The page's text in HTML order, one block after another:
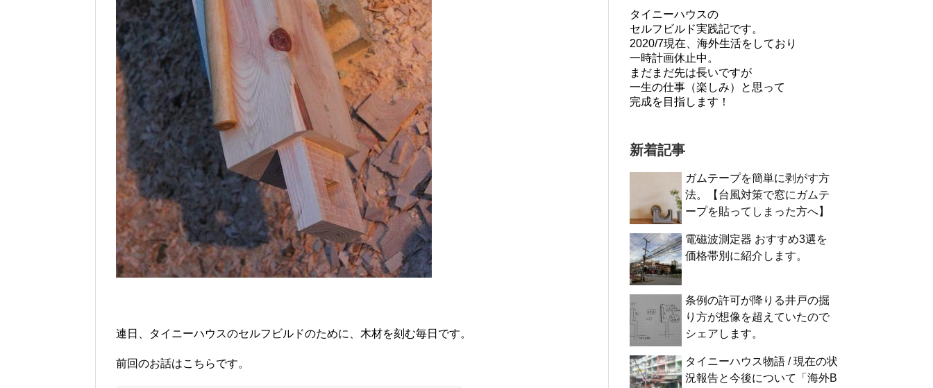
連日、タイニーハウスのセルフビルドのために、木材を刻む毎日です。
前回のお話はこちらです。
タイニーハウスの
セルフビルド実践記です。
2020/7現在、海外生活をしており
一時計画休止中。
まだまだ先は長いですが
一生の仕事（楽しみ）と思って
完成を目指します！
新着記事
ガムテープを簡単に剥がす方
法。【台風対策で窓にガムテ
ープを貼ってしまった方へ】
電磁波測定器 おすすめ3選を
価格帯別に紹介します。
条例の許可が降りる井戸の掘
り方が想像を超えていたので
シェアします。
タイニーハウス物語 / 現在の状
況報告と今後について「海外B